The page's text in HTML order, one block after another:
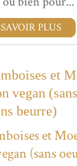
PLUS
et
vegan
beurre)